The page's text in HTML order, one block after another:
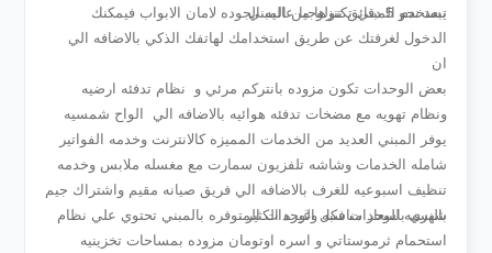
تبعد نحو 5 دقائق تنزها من المبني
يستخدم المبني تكنولوجيا عاليه الجوده لامان الابواب فيمكنك
الدخول لغرفتك عن طريق استخدامك لهاتفك الذكي بالاضافه الي
ان
بعض الوحدات تكون مزوده بانتركم مرئي و نظام تدفئه ارضيه
ونظام تهويه مع مضخات تدفئه هوائيه بالاضافه الي الواح شمسيه
يوفر المبني العديد من الخدمات المميزه كالانترنت وخدمه الفواتير
شامله الخدمات وشاشه تلفزيون سمارت مع مغسله ملابس وخدمه
تنظيف اسبوعيه للغرف بالاضافه الي فريق صيانه مقيم واشتراك جيم
شهري باسعار مناسبه وغيره الكثير .
بالنسبه للوحدات فكل الوحدات المتوفره بالمبني تحتوي علي نظام
استحمام ثرموستاتي و اسره اوتومان مزوده بمساحات تخزينيه